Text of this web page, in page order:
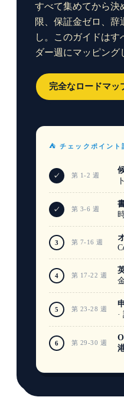
すべて集めてから決
限、保証金ゼロ、辞
し。このガイドは
ダー週にマッピング
完全なロードマッ
⛺ チェックポイント
✓ 第 1-2 週
✓ 第 3-6 週
3 第 7-16 週
4 第 17-22 週
5 第 23-28 週
·
6 第 29-30 週